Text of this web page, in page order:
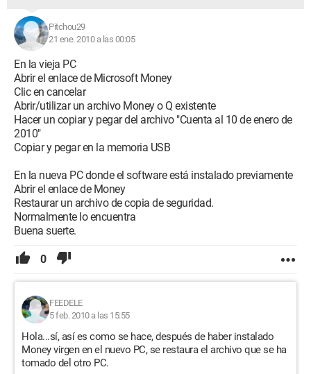
Pitchou29
21 ene. 2010 a las 00:05
En la vieja PC
Abrir el enlace de Microsoft Money
Clic en cancelar
Abrir/utilizar un archivo Money o Q existente
Hacer un copiar y pegar del archivo "Cuenta al 10 de enero de
2010"
Copiar y pegar en la memoria USB
En la nueva PC donde el software está instalado previamente
Abrir el enlace de Money
Restaurar un archivo de copia de seguridad.
Normalmente lo encuentra
Buena suerte.
0
FEEDELE
5 feb. 2010 a las 15:55
Hola...sí, así es como se hace, después de haber instalado
Money virgen en el nuevo PC, se restaura el archivo que se ha
tomado del otro PC.